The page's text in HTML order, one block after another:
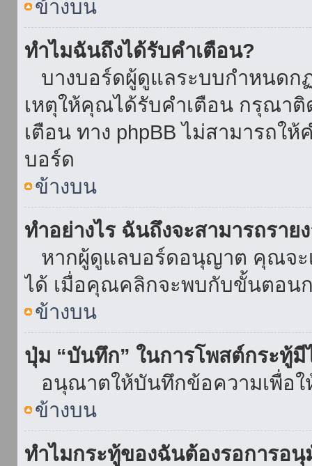
ข้างบน
ทำไมฉันถึงได้รับคำเตือน?
บางบอร์ดผู้ดูแลระบบกำหนดก
เหตุให้คุณได้รับคำเตือน กรุณา
เตือน ทาง phpBB ไม่สามารถใ
บอร์ด
ข้างบน
ทำอย่างไร ฉันถึงจะสามารถรา
หากผู้ดูแลบอร์ดอนุญาต คุณจะ
ได้ เมื่อคุณคลิกจะพบกับขั้นตอน
ข้างบน
ปุ่ม “บันทึก” ในการโพสต์กระทู้มี
อนุณาตให้บันทึกข้อความเพื่อใ
ข้างบน
ทำไมกระทู้ของฉันต้องรอการอนุ